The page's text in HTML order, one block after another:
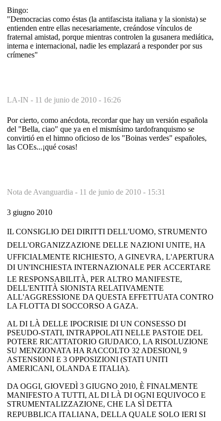
Bingo:
"Democracias como éstas (la antifascista italiana y la sionista) se
entienden entre ellas necesariamente, creándose vínculos de
fraternal amistad, porque mientras controlen la gusanera mediática,
interna e internacional, nadie les emplazará a responder por sus
crímenes"
LA-IN - 11 de junio de 2010 - 16:26
Por cierto, como anécdota, recordar que hay un versión española
del "Bella, ciao" que ya en el mismísimo tardofranquismo se
convirtió en el himno oficioso de los "Boinas verdes" españoles,
las COEs...¡qué cosas!
Nota de Avanguardia - 11 de junio de 2010 - 15:31
3 giugno 2010
IL CONSIGLIO DEI DIRITTI DELL'UOMO, STRUMENTO
DELL'ORGANIZZAZIONE DELLE NAZIONI UNITE, HA
UFFICIALMENTE RICHIESTO, A GINEVRA, L'APERTURA
DI UN'INCHIESTA INTERNAZIONALE PER ACCERTARE
LE RESPONSABILITÀ, PER ALTRO MANIFESTE,
DELL'ENTITÀ SIONISTA RELATIVAMENTE
ALL'AGGRESSIONE DA QUESTA EFFETTUATA CONTRO
LA FLOTTA DI SOCCORSO A GAZA.
AL DI LÀ DELLE IPOCRISIE DI UN CONSESSO DI
PSEUDO-STATI, INTRAPPOLATI NELLE PASTOIE DEL
POTERE RICATTATORIO GIUDAICO, LA RISOLUZIONE
SU MENZIONATA HA RACCOLTO 32 ADESIONI, 9
ASTENSIONI E 3 OPPOSIZIONI (STATI UNITI
AMERICANI, OLANDA E ITALIA).
DA OGGI, GIOVEDÌ 3 GIUGNO 2010, È FINALMENTE
MANIFESTO A TUTTI, AL DI LÀ DI OGNI EQUIVOCO E
STRUMENTALIZZAZIONE, CHE LA SÌ DETTA
REPUBBLICA ITALIANA, DELLA QUALE SOLO IERI SI